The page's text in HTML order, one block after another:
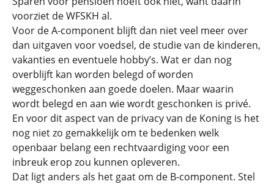
voorziet de WFSKH al.
Voor de A-component blijft dan niet veel meer over
dan uitgaven voor voedsel, de studie van de kinderen,
vakanties en eventuele hobby’s. Wat er dan nog
overblijft kan worden belegd of worden
weggeschonken aan goede doelen. Maar waarin
wordt belegd en aan wie wordt geschonken is privé.
En voor dit aspect van de privacy van de Koning is het
nog niet zo gemakkelijk om te bedenken welk
openbaar belang een rechtvaardiging voor een
inbreuk erop zou kunnen opleveren.
Dat ligt anders als het gaat om de B-component. Stel